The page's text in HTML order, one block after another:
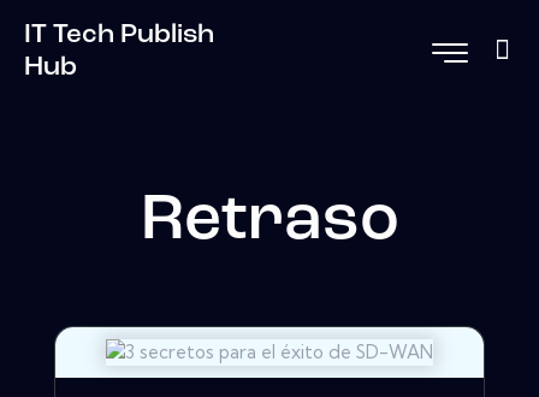
IT Tech Publish
Hub
Retraso